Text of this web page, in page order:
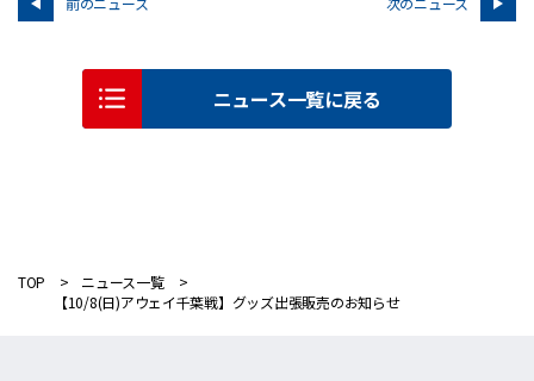
ニュース一覧に戻る
TOP
ニュース一覧
【10/8(日)アウェイ千葉戦】グッズ出張販売のお知らせ